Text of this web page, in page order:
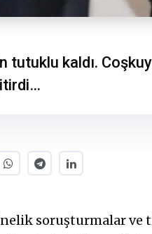
kaldı.
soruşturmalar ve